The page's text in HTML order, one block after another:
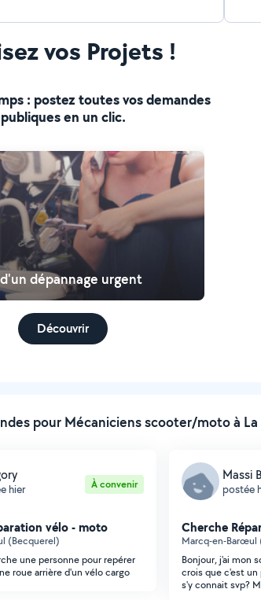
vos Projets !
: postez toutes vos demandes
publiques en un clic.
dépannage urgent
Découvrir
pour Mécaniciens scooter/moto à
hier À convenir
vélo - moto
(Becquerel)
une personne pour repérer
roue arrière d'un vélo cargo
Massi
postée
Cherche
Marcq-en-Barœul
Bonjour, j'ai mon
crois que c'est
s'y connait svp?